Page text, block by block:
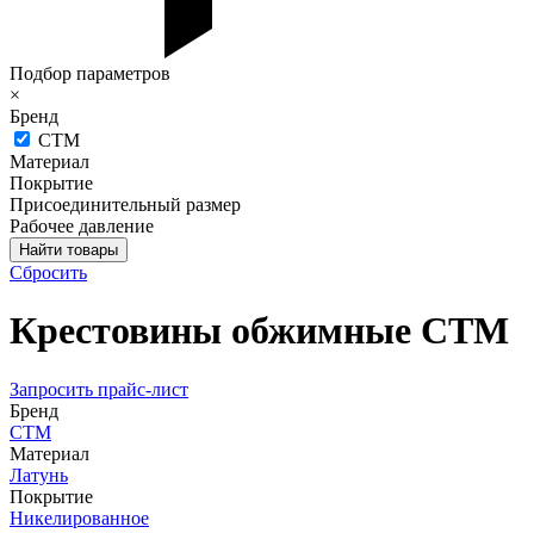
Крестовины обжимные СТМ
Запросить прайс-лист
Бренд
СТМ
Материал
Латунь
Покрытие
Никелированное
Подбор параметров
×
Бренд
СТМ
Материал
Покрытие
Присоединительный размер
Рабочее давление
Сбросить